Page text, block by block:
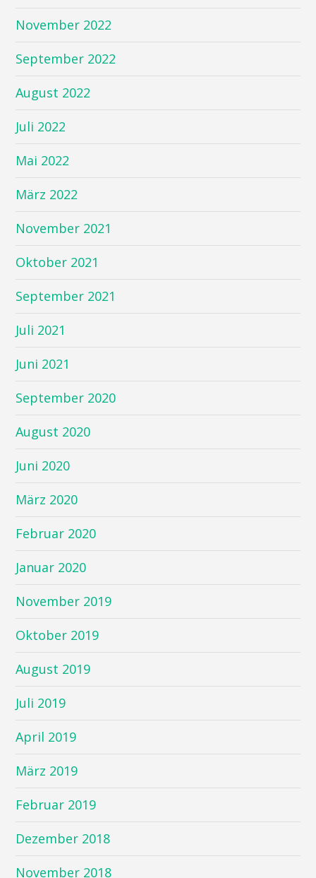
November 2022
September 2022
August 2022
Juli 2022
Mai 2022
März 2022
November 2021
Oktober 2021
September 2021
Juli 2021
Juni 2021
September 2020
August 2020
Juni 2020
März 2020
Februar 2020
Januar 2020
November 2019
Oktober 2019
August 2019
Juli 2019
April 2019
März 2019
Februar 2019
Dezember 2018
November 2018